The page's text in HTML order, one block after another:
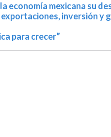
economía mexicana su
inversión y
para crecer”